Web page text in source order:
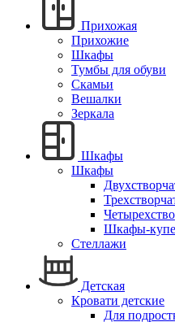
Прихожая
Прихожие
Шкафы
Тумбы для обуви
Скамьи
Вешалки
Зеркала
Шкафы
Шкафы
Шкафы-купе
Стеллажи
Детская
Кровати детские
Для